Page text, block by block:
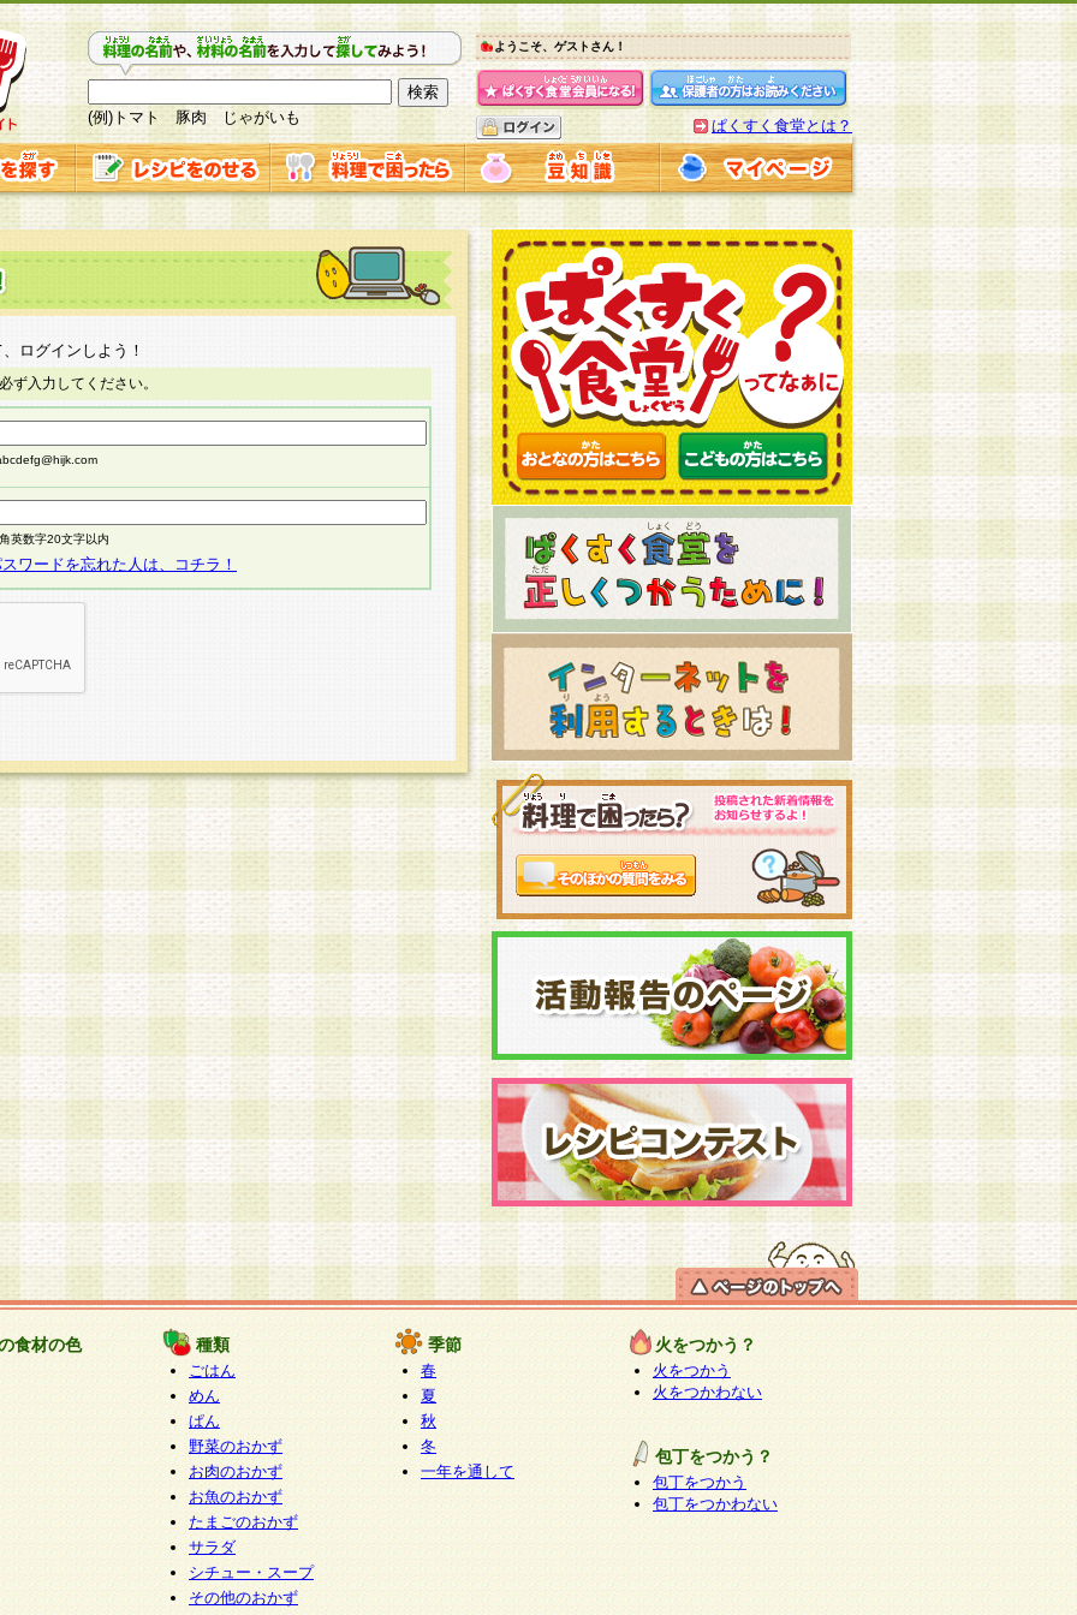
(例)トマト 豚肉 じゃがいも
ようこそ、ゲストさん！
ぱくすく食堂とは？
ログインしよう！
ず入力してください。
英数字20文字以内
ワードを忘れた人は、コチラ！
食材の色 種類
ごはん
めん
ぱん
野菜のおかず
お肉のおかず
お魚のおかず
たまごのおかず
サラダ
シチュー・スープ
その他のおかず
季節
春
夏
秋
冬
一年を通して
火をつかう？
火をつかう
火をつかわない
包丁をつかう？
包丁をつかう
包丁をつかわない